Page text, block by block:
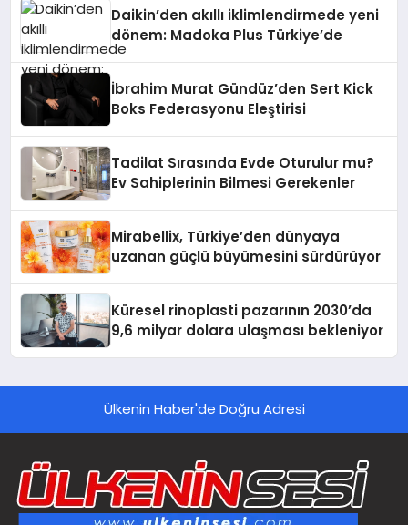
Daikin’den akıllı iklimlendirmede yeni
dönem: Madoka Plus Türkiye’de
İbrahim Murat Gündüz’den Sert Kick
Boks Federasyonu Eleştirisi
Tadilat Sırasında Evde Oturulur mu?
Ev Sahiplerinin Bilmesi Gerekenler
Mirabellix, Türkiye’den dünyaya
uzanan güçlü büyümesini sürdürüyor
Küresel rinoplasti pazarının 2030’da
9,6 milyar dolara ulaşması bekleniyor
Ülkenin Haber'de Doğru Adresi